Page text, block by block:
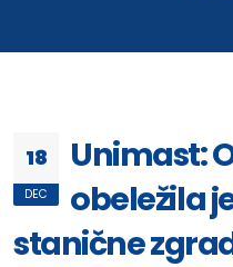
18
DEC
Unimast:
obeležila
stanične